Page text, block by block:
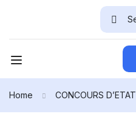
Home CONCOURS D’ETAT